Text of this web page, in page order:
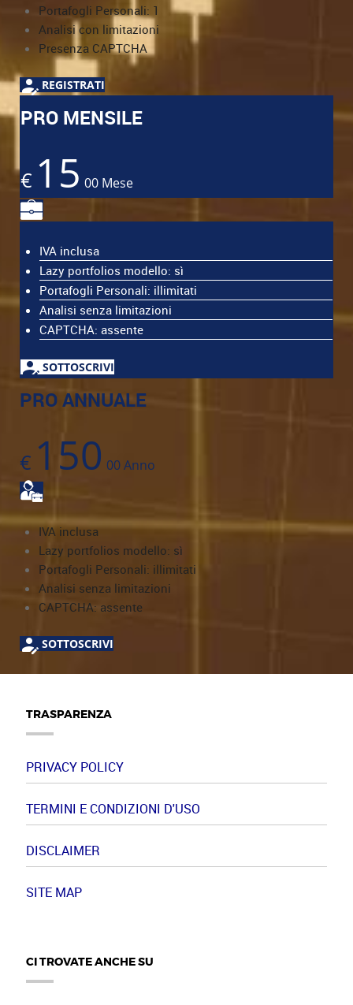
Portafogli Personali: 1
Analisi con limitazioni
Presenza CAPTCHA
REGISTRATI
PRO MENSILE
€ 15 00 Mese
IVA inclusa
Lazy portfolios modello: sì
Portafogli Personali: illimitati
Analisi senza limitazioni
CAPTCHA: assente
SOTTOSCRIVI
PRO ANNUALE
€ 150 00Anno
IVA inclusa
Lazy portfolios modello: sì
Portafogli Personali: illimitati
Analisi senza limitazioni
CAPTCHA: assente
SOTTOSCRIVI
TRASPARENZA
PRIVACY POLICY
TERMINI E CONDIZIONI D'USO
DISCLAIMER
SITE MAP
CI TROVATE ANCHE SU